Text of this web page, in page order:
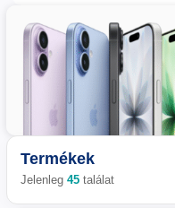
Termékek
Jelenleg 45 találat